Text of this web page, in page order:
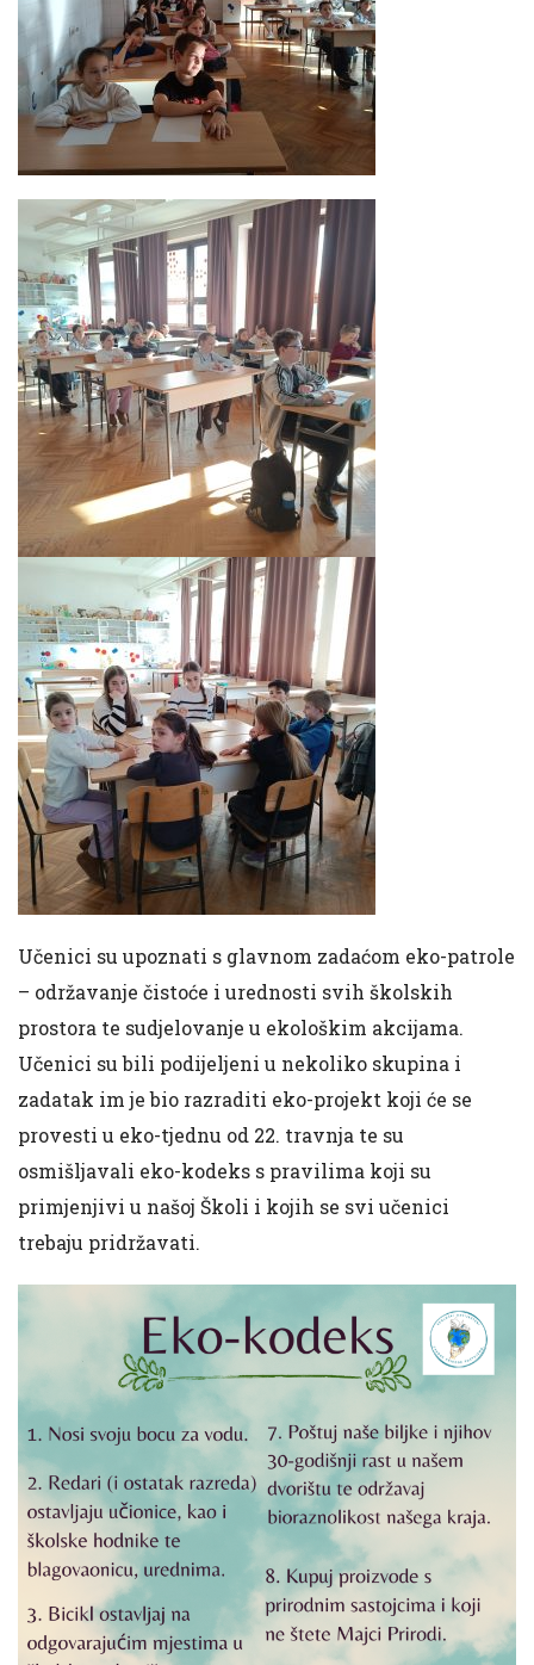
Učenici su upoznati s glavnom zadaćom eko-patrole
– održavanje čistoće i urednosti svih školskih
prostora te sudjelovanje u ekološkim akcijama.
Učenici su bili podijeljeni u nekoliko skupina i
zadatak im je bio razraditi eko-projekt koji će se
provesti u eko-tjednu od 22. travnja te su
osmišljavali eko-kodeks s pravilima koji su
primjenjivi u našoj Školi i kojih se svi učenici
trebaju pridržavati.